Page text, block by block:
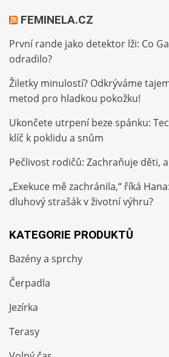
FEMINELA.CZ
První rande jako detektor lži: Co
odradilo?
Žiletky minulostí? Odkrýváme
metod pro hladkou pokožku!
Ukončete utrpení beze spánku:
klíč k poklidu a snům
Pečlivost rodičů: Zachraňuje děti,
„Exekuce mě zachránila,“ říká
dluhový strašák v životní výhru?
KATEGORIE PRODUKTŮ
Bazény a sprchy
Čerpadla
Jezírka
Terasy